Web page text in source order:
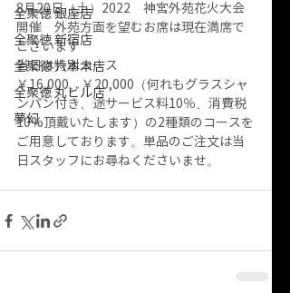
全聚徳 銀座店
全聚徳 新宿店
全聚徳 六本木店
全聚徳 丸ビル店
夢幻
8月20日（土）2022　神宮外苑花火大会
開催　外苑方面を望むお席は現在満席で
ございます
当日は特別コース
￥16,000、￥20,000（何れもグラスシャ
ンパン付き、途サービス料10％、消費税
10%頂戴いたします）の2種類のコースを
ご用意しております。単品のご注文は当
日スタッフにお尋ねくださいませ。